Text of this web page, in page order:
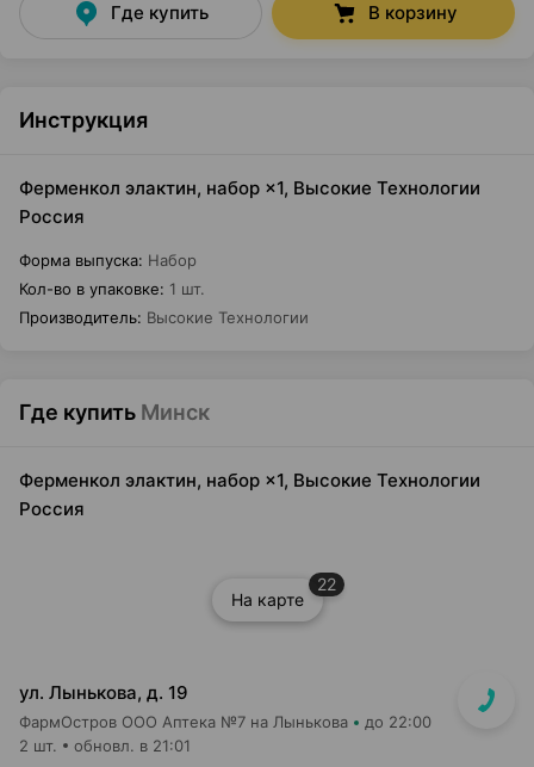
Где купить В корзину
Инструкция
Ферменкол элактин, набор ×1, Высокие Технологии
Россия
Форма выпуска: Набор
Кол-во в упаковке: 1 шт.
Производитель: Высокие Технологии
Где купить Минск
Ферменкол элактин, набор ×1, Высокие Технологии
Россия
На карте
22
ул. Лынькова, д. 19
ФармОстров ООО Аптека №7 на Лынькова до 22:00
2 шт. обновл. в 21:01